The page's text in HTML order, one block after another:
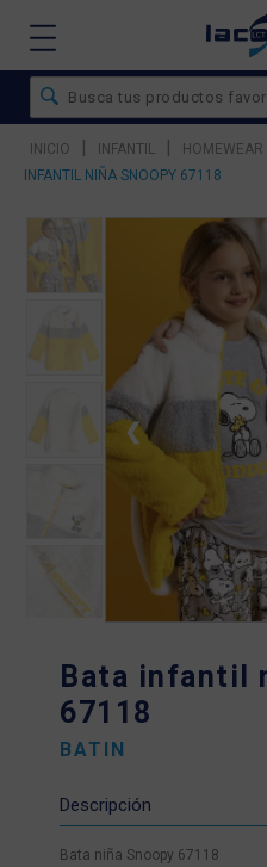
INICIO | INFANTIL | HOMEWEAR
INFANTIL NIÑA SNOOPY 67118
❮
Bata infantil
67118
BATIN
Descripción
Bata niña Snoopy 67118